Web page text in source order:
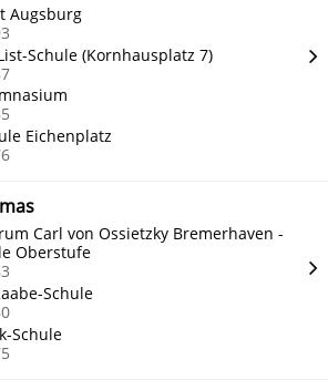
Augsburg
Schule (Kornhausplatz 7)
Eichenplatz
Carl von Ossietzky Bremerhaven -
Oberstufe
Schule
Schule